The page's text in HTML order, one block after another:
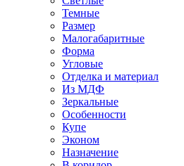
Темные
Размер
Малогабаритные
Форма
Угловые
Отделка и материал
Из МДФ
Зеркальные
Особенности
Купе
Эконом
Назначение